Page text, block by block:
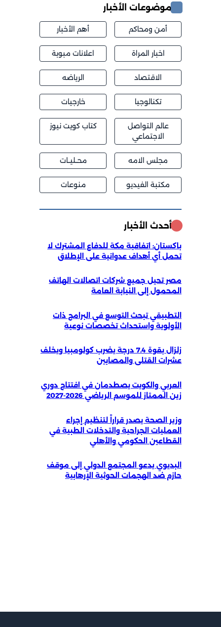
موضوعات الأخبار
أمن ومحاكم أهم الأخبار
اخبار المراة اعلانات مبوبة
الاقتصاد الرياضه
تكنالوجيا خارجيات
عالم التواصل
الاجتماعي
كتاب كويت نيوز
مجلس الامه محــليــات
مكتبة الفيديو منوعات
أحدث الأخبار
باكستان: اتفاقية مكة للدفاع المشترك لا
تحمل أي أهداف عدوانية على الإطلاق
مصر تحيل جميع شركات اتصالات الهاتف
المحمول إلى النيابة العامة
التطبيقي تبحث التوسع في البرامج ذات
الأولوية واستحداث تخصصات نوعية
زلزال بقوة 7.4 درجة يضرب كولومبيا ويخلف
عشرات القتلى والمصابين
العربي والكويت يصطدمان في افتتاح دوري
زين الممتاز للموسم الرياضي 2026-2027
وزير الصحة يصدر قراراً لتنظيم إجراء
العمليات الجراحية والتدخلات الطبية في
القطاعين الحكومي والأهلي
البديوي يدعو المجتمع الدولي إلى موقف
حازم ضد الهجمات الحوثية الإرهابية